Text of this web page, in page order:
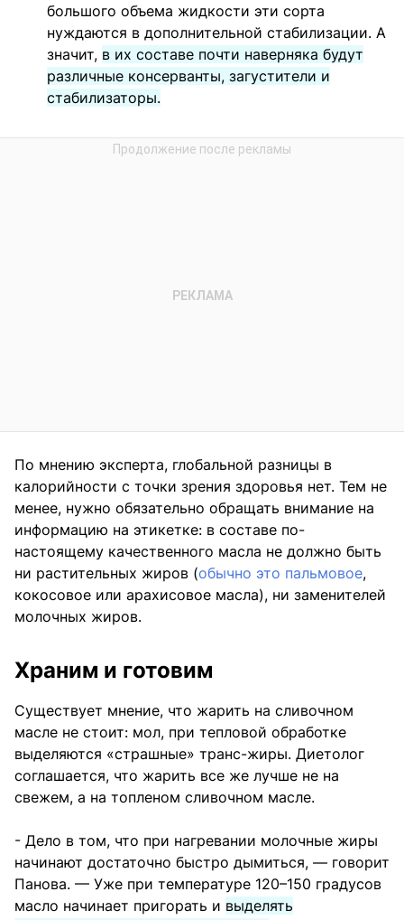
большого объема жидкости эти сорта
нуждаются в дополнительной стабилизации. А
значит, в их составе почти наверняка будут
различные консерванты, загустители и
стабилизаторы.
По мнению эксперта, глобальной разницы в
калорийности с точки зрения здоровья нет. Тем не
менее, нужно обязательно обращать внимание на
информацию на этикетке: в составе по-
настоящему качественного масла не должно быть
ни растительных жиров (обычно это пальмовое,
кокосовое или арахисовое масла), ни заменителей
молочных жиров.
Храним и готовим
Существует мнение, что жарить на сливочном
масле не стоит: мол, при тепловой обработке
выделяются «страшные» транс-жиры. Диетолог
соглашается, что жарить все же лучше не на
свежем, а на топленом сливочном масле.
- Дело в том, что при нагревании молочные жиры
начинают достаточно быстро дымиться, — говорит
Панова. — Уже при температуре 120–150 градусов
масло начинает пригорать и выделять